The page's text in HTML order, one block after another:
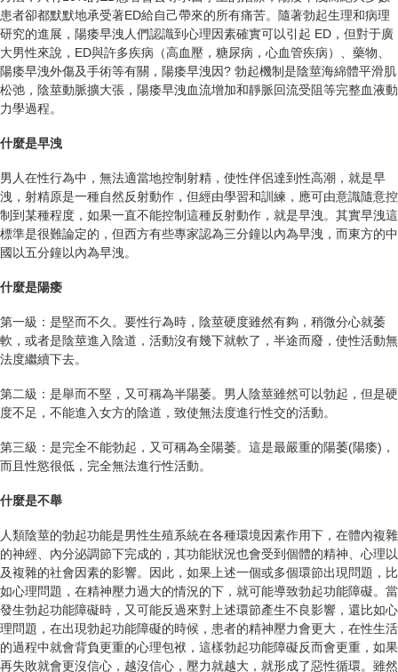
患者卻都默默地承受著ED給自己帶來的所有痛苦。隨著勃起生理和病理
研究的進展，陽痿早洩人們認識到心理因素確實可以引起 ED，但對于廣
大男性來說，ED與許多疾病（高血壓，糖尿病，心血管疾病）、藥物、
陽痿早洩外傷及手術等有關，陽痿早洩因? 勃起機制是陰莖海綿體平滑肌
松弛，陰莖動脈擴大張，陽痿早洩血流增加和靜脈回流受阻等完整血液動
力學過程。
什麼是早洩
男人在性行為中，無法適當地控制射精，使性伴侶達到性高潮，就是早
洩，射精原是一種自然反射動作，但經由學習和訓練，應可由意識隨意控
制到某種程度，如果一直不能控制這種反射動作，就是早洩。其實早洩這
標準是很難論定的，但西方有些專家認為三分鐘以內為早洩，而東方的中
國以五分鐘以內為早洩。
什麼是陽痿
第一級：是堅而不久。要性行為時，陰莖硬度雖然有夠，稍微分心就萎
軟，或者是陰莖進入陰道，活動沒有幾下就軟了，半途而廢，使性活動無
法度繼續下去。
第二級：是舉而不堅，又可稱為半陽萎。男人陰莖雖然可以勃起，但是硬
度不足，不能進入女方的陰道，致使無法度進行性交的活動。
第三級：是完全不能勃起，又可稱為全陽萎。這是最嚴重的陽萎(陽痿)，
而且性慾很低，完全無法進行性活動。
什麼是不舉
人類陰莖的勃起功能是男性生殖系統在各種環境因素作用下，在體內複雜
的神經、內分泌調節下完成的，其功能狀況也會受到個體的精神、心理以
及複雜的社會因素的影響。因此，如果上述一個或多個環節出現問題，比
如心理問題，在精神壓力過大的情況的下，就可能導致勃起功能障礙。當
發生勃起功能障礙時，又可能反過來對上述環節產生不良影響，還比如心
理問題，在出現勃起功能障礙的時候，患者的精神壓力會更大，在性生活
的過程中就會背負更重的心理包袱，這樣勃起功能障礙反而會更重，如果
再失敗就會更沒信心，越沒信心，壓力就越大，就形成了惡性循環。雖然